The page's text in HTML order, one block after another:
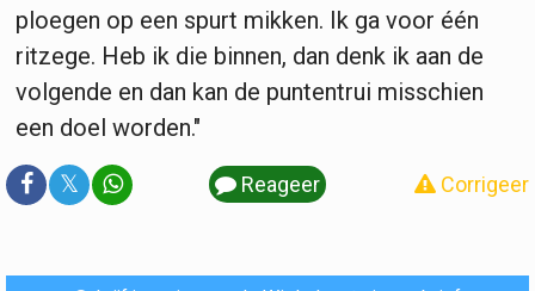
ploegen op een spurt mikken. Ik ga voor één
ritzege. Heb ik die binnen, dan denk ik aan de
volgende en dan kan de puntentrui misschien
een doel worden."
𝕏 Reageer Corrigeer